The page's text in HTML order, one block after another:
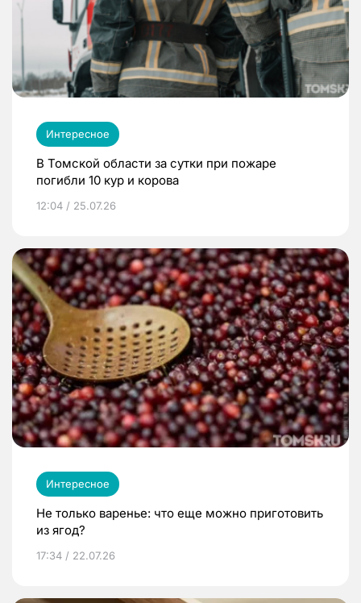
Интересное
В Томской области за сутки при пожаре
погибли 10 кур и корова
12:04 / 25.07.26
Интересное
Не только варенье: что еще можно приготовить
из ягод?
17:34 / 22.07.26